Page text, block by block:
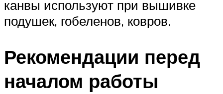
канвы используют при вышивке
подушек, гобеленов, ковров.
Рекомендации перед
началом работы